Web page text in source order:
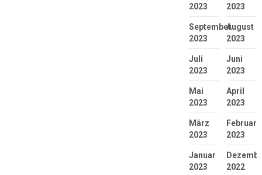
2023
2023
September
2023
August
2023
Juli
2023
Juni
2023
Mai
2023
April
2023
März
2023
Februar
2023
Januar
2023
2022